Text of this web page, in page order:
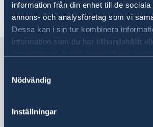
information från din enhet till de sociala
annons- och analysföretag som vi
Dessa kan i sin tur kombinera
information som du har tillhandahållit
Nödvändig
Inställningar
Senast uppdaterad 31 mars 2020,
Sverige i Moçambique
Sveriges ambassad
Besöksadress